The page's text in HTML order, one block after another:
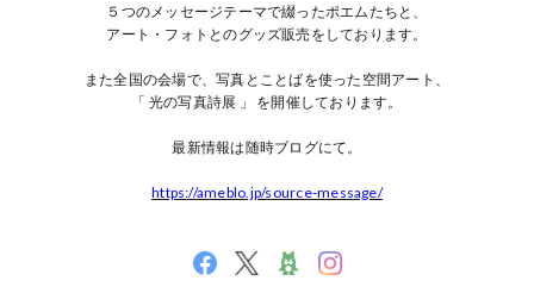
５つのメッセージテーマで綴ったポエムたちと、
アート・フォトとのグッズ販売をしております。
また全国の会場で、写真とことばを使った空間アート、
「 光の写真詩展 」 を開催しております。
最新情報は随時ブログにて。
https://ameblo.jp/source-message/